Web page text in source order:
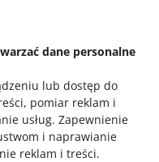
dane personalne
lub dostęp do
pomiar reklam i
usług. Zapewnienie
i naprawianie
reklam i treści.
zakładce
masz
od kupującego do